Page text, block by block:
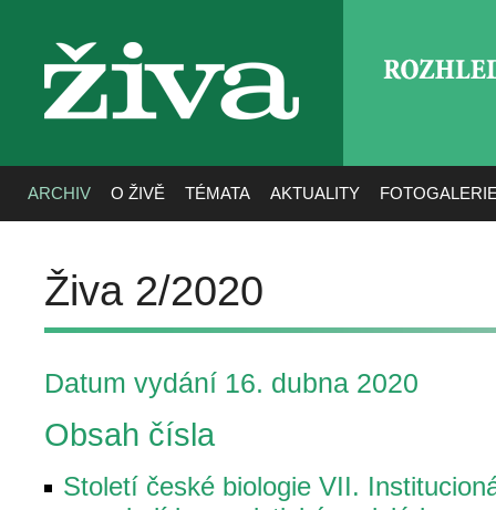
živa
ARCHIV O ŽIVĚ TÉMATA AKTUALITY
Živa 2/2020
Datum vydání 16. dubna 2020
Obsah čísla
Století české biologie VII.